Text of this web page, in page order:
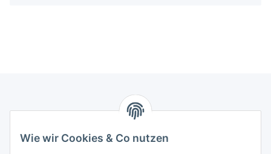
Wie wir Cookies & Co nutzen